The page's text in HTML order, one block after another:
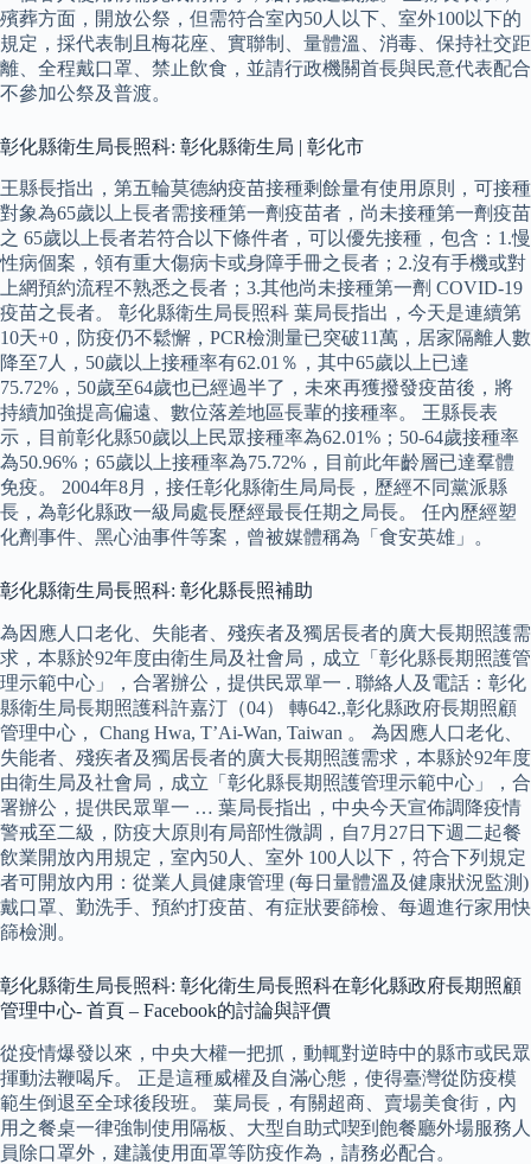
殯葬方面，開放公祭，但需符合室內50人以下、室外100以下的
規定，採代表制且梅花座、實聯制、量體溫、消毒、保持社交距
離、全程戴口罩、禁止飲食，並請行政機關首長與民意代表配合
不參加公祭及普渡。
彰化縣衛生局長照科: 彰化縣衛生局 | 彰化市
王縣長指出，第五輪莫德納疫苗接種剩餘量有使用原則，可接種
對象為65歲以上長者需接種第一劑疫苗者，尚未接種第一劑疫苗
之 65歲以上長者若符合以下條件者，可以優先接種，包含：1.慢
性病個案，領有重大傷病卡或身障手冊之長者；2.沒有手機或對
上網預約流程不熟悉之長者；3.其他尚未接種第一劑 COVID-19
疫苗之長者。 彰化縣衛生局長照科 葉局長指出，今天是連續第
10天+0，防疫仍不鬆懈，PCR檢測量已突破11萬，居家隔離人數
降至7人，50歲以上接種率有62.01％，其中65歲以上已達
75.72%，50歲至64歲也已經過半了，未來再獲撥發疫苗後，將
持續加強提高偏遠、數位落差地區長輩的接種率。 王縣長表
示，目前彰化縣50歲以上民眾接種率為62.01%；50-64歲接種率
為50.96%；65歲以上接種率為75.72%，目前此年齡層已達羣體
免疫。 2004年8月，接任彰化縣衛生局局長，歷經不同黨派縣
長，為彰化縣政一級局處長歷經最長任期之局長。 任內歷經塑
化劑事件、黑心油事件等案，曾被媒體稱為「食安英雄」。
彰化縣衛生局長照科: 彰化縣長照補助
為因應人口老化、失能者、殘疾者及獨居長者的廣大長期照護需
求，本縣於92年度由衛生局及社會局，成立「彰化縣長期照護管
理示範中心」，合署辦公，提供民眾單一 . 聯絡人及電話：彰化
縣衛生局長期照護科許嘉汀（04） 轉642.,彰化縣政府長期照顧
管理中心， Chang Hwa, T’Ai-Wan, Taiwan 。 為因應人口老化、
失能者、殘疾者及獨居長者的廣大長期照護需求，本縣於92年度
由衛生局及社會局，成立「彰化縣長期照護管理示範中心」，合
署辦公，提供民眾單一 … 葉局長指出，中央今天宣佈調降疫情
警戒至二級，防疫大原則有局部性微調，自7月27日下週二起餐
飲業開放內用規定，室內50人、室外 100人以下，符合下列規定
者可開放內用：從業人員健康管理 (每日量體溫及健康狀況監測)
戴口罩、勤洗手、預約打疫苗、有症狀要篩檢、每週進行家用快
篩檢測。
彰化縣衛生局長照科: 彰化衛生局長照科在彰化縣政府長期照顧
管理中心- 首頁 – Facebook的討論與評價
從疫情爆發以來，中央大權一把抓，動輒對逆時中的縣市或民眾
揮動法鞭喝斥。 正是這種威權及自滿心態，使得臺灣從防疫模
範生倒退至全球後段班。 葉局長，有關超商、賣場美食街，內
用之餐桌一律強制使用隔板、大型自助式喫到飽餐廳外場服務人
員除口罩外，建議使用面罩等防疫作為，請務必配合。